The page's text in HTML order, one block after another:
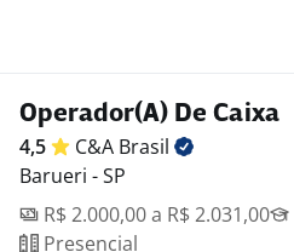
Operador(A) De Caixa
4,5 C&A Brasil
Barueri - SP
R$ 2.000,00 a R$ 2.031,00
Presencial